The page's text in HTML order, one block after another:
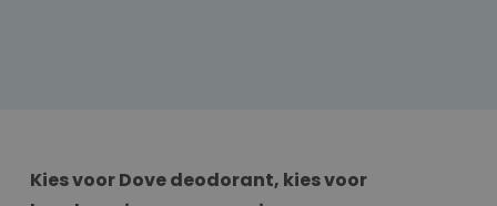
Kies voor Dove deodorant, kies voor